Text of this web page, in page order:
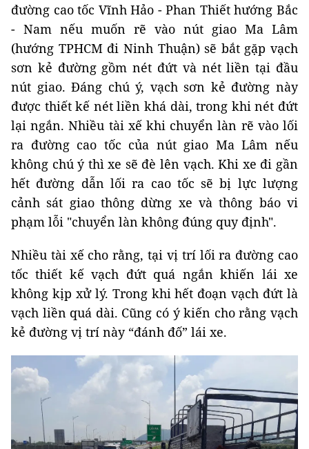
đường cao tốc Vĩnh Hảo - Phan Thiết hướng Bắc
- Nam nếu muốn rẽ vào nút giao Ma Lâm
(hướng TPHCM đi Ninh Thuận) sẽ bắt gặp vạch
sơn kẻ đường gồm nét đứt và nét liền tại đầu
nút giao. Đáng chú ý, vạch sơn kẻ đường này
được thiết kế nét liền khá dài, trong khi nét đứt
lại ngắn. Nhiều tài xế khi chuyển làn rẽ vào lối
ra đường cao tốc của nút giao Ma Lâm nếu
không chú ý thì xe sẽ đè lên vạch. Khi xe đi gần
hết đường dẫn lối ra cao tốc sẽ bị lực lượng
cảnh sát giao thông dừng xe và thông báo vi
phạm lỗi "chuyển làn không đúng quy định".
Nhiều tài xế cho rằng, tại vị trí lối ra đường cao
tốc thiết kế vạch đứt quá ngắn khiến lái xe
không kịp xử lý. Trong khi hết đoạn vạch đứt là
vạch liền quá dài. Cũng có ý kiến cho rằng vạch
kẻ đường vị trí này “đánh đố” lái xe.